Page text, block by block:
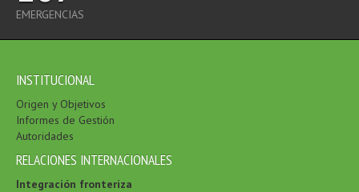
EMERGENCIAS
INSTITUCIONAL
Origen y Objetivos
Informes de Gestión
Autoridades
RELACIONES INTERNACIONALES
Integración fronteriza